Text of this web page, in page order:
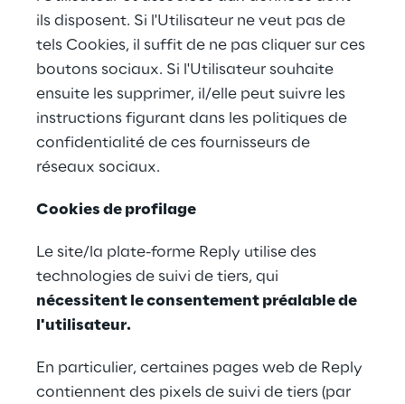
ils disposent. Si l'Utilisateur ne veut pas de
tels Cookies, il suffit de ne pas cliquer sur ces
boutons sociaux. Si l'Utilisateur souhaite
ensuite les supprimer, il/elle peut suivre les
instructions figurant dans les politiques de
confidentialité de ces fournisseurs de
réseaux sociaux.
Cookies de profilage
Le site/la plate-forme Reply utilise des
technologies de suivi de tiers, qui
nécessitent le consentement préalable de
l'utilisateur.
En particulier, certaines pages web de Reply
contiennent des pixels de suivi de tiers (par